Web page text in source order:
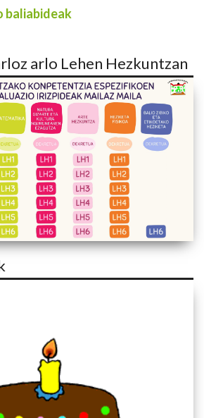
baliabideak
arlo Lehen Hezkuntzan